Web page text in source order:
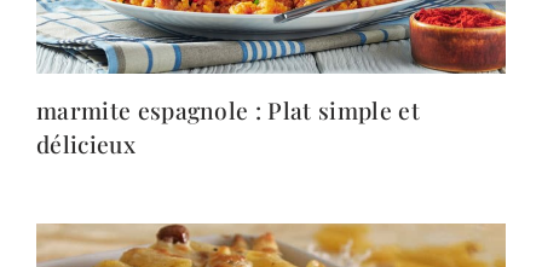
marmite espagnole : Plat simple et
délicieux